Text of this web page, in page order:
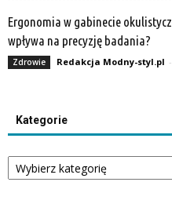
Ergonomia w gabinecie
wpływa na precyzję badania?
Zdrowie Redakcja Modny-styl.pl -
Kategorie
Kategorie